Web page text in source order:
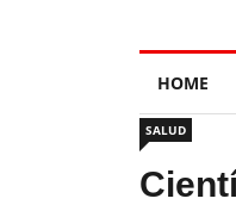
HOME
SALUD